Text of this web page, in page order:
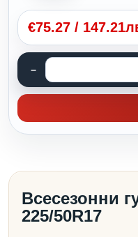
€75.27 /
Всесезонни
225/50R17